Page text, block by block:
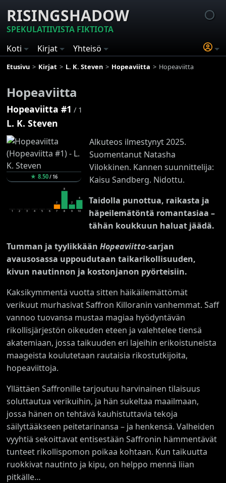
RISINGSHADOW
SPEKULATIIVISTA FIKTIOTA
Koti
Kirjat Yhteisö
Etusivu Kirjat L. K. Steven Hopeaviitta Hopeaviitta
Hopeaviitta
Hopeaviitta #1 / 1
L. K. Steven
★8.50/16
1 2 3 4 5 6
2
7
8
8
2
9
4
10
Alkuteos ilmestynyt 2025.
Suomentanut Natasha
Vilokkinen. Kannen suunnittelija:
Kaisu Sandberg. Nidottu.
Taidolla punottua, raikasta ja
häpeilemätöntä romantasiaa –
tähän koukkuun haluat jäädä.
Tumman ja tyylikkäänHopeaviitta-sarjan
avausosassa uppoudutaan taikarikollisuuden,
kivun nautinnon ja kostonjanon pyörteisiin.
Kaksikymmentä vuotta sitten häikäilemättömät
verikuut murhasivat Saffron Killoranin vanhemmat. Saff
vannoo tuovansa mustaa magiaa hyödyntävän
rikollisjärjestön oikeuden eteen ja valehtelee tiensä
akatemiaan, jossa taikuuden eri lajeihin erikoistuneista
maageista koulutetaan rautaisia rikostutkijoita,
hopeaviittoja.
Yllättäen Saffronille tarjoutuu harvinainen tilaisuus
soluttautua verikuihin, ja hän sukeltaa maailmaan,
jossa hänen on tehtävä kauhistuttavia tekoja
säilyttääkseen peitetarinansa – ja henkensä. Valheiden
vyyhtiä sekoittavat entisestään Saffronin hämmentävät
tunteet rikollispomon poikaa kohtaan. Kun taikuutta
ruokkivat nautinto ja kipu, on helppo mennä liian
pitkälle…